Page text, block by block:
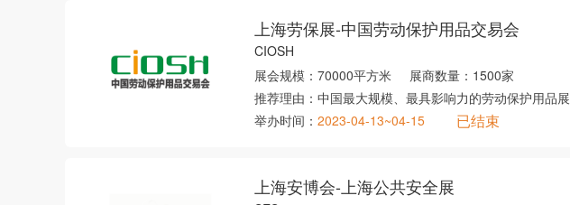
上海劳保展-中国劳动保护用品交易会
CIOSH
展会规模： 70000平方米 展商数量： 1500家
推荐理由： 中国最大规模、最具影响力的劳动保护用品展
举办时间： 2023-04-13~04-15 已结束
上海安博会-上海公共安全展